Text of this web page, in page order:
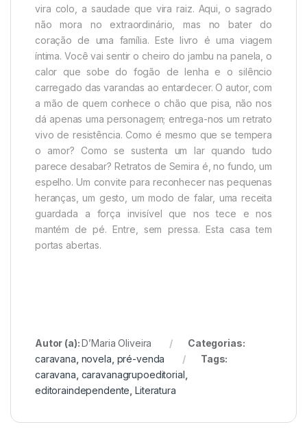
vira colo, a saudade que vira raiz. Aqui, o sagrado
não mora no extraordinário, mas no bater do
coração de uma família. Este livro é uma viagem
íntima. Você vai sentir o cheiro do jambu na panela, o
calor que sobe do fogão de lenha e o silêncio
carregado das varandas ao entardecer. O autor, com
a mão de quem conhece o chão que pisa, não nos
dá apenas uma personagem; entrega-nos um retrato
vivo de resistência. Como é mesmo que se tempera
o amor? Como se sustenta um lar quando tudo
parece desabar? Retratos de Semira é, no fundo, um
espelho. Um convite para reconhecer nas pequenas
heranças, um gesto, um modo de falar, uma receita
guardada a força invisível que nos tece e nos
mantém de pé. Entre, sem pressa. Esta casa tem
portas abertas.
Autor (a):D’Maria Oliveira
Categorias:
caravana novela pré-venda
Tags:
caravana caravanagrupoeditorial
editoraindependente ,Literatura